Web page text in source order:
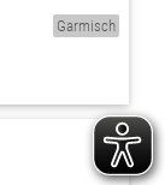
Garmisch